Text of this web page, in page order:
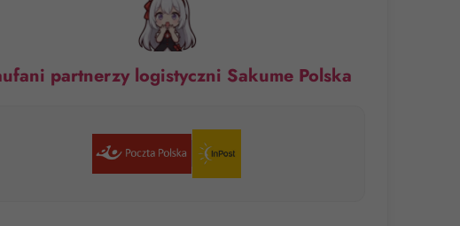
partnerzy logistyczni Sakume Polska